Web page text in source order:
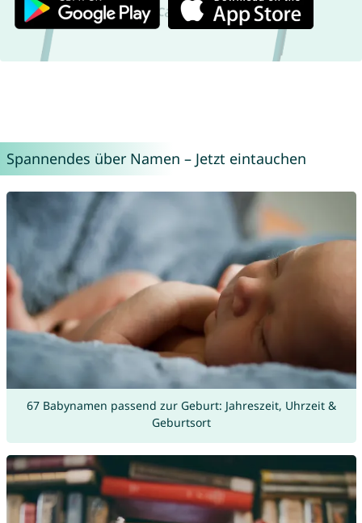
Spannendes über Namen – Jetzt eintauchen
67 Babynamen passend zur Geburt: Jahreszeit, Uhrzeit &
Geburtsort